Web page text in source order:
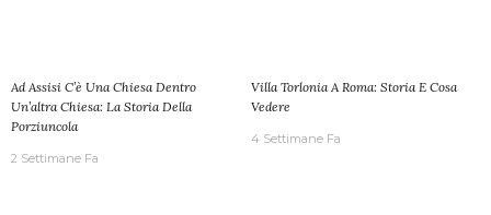
Ad Assisi C’è Una Chiesa Dentro
Un’altra Chiesa: La Storia Della
Porziuncola
2 Settimane Fa
Villa Torlonia A Roma: Storia E Cosa
Vedere
4 Settimane Fa